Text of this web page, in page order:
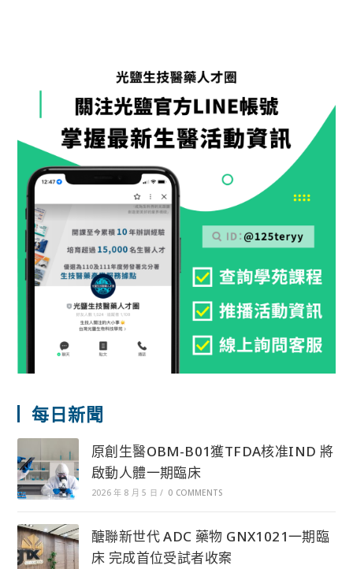
每日新聞
原創生醫OBM-B01獲TFDA核准IND 將
啟動人體一期臨床
2026 年 8 月 5 日 / 0 COMMENTS
醣聯新世代 ADC 藥物 GNX1021一期臨
床 完成首位受試者收案